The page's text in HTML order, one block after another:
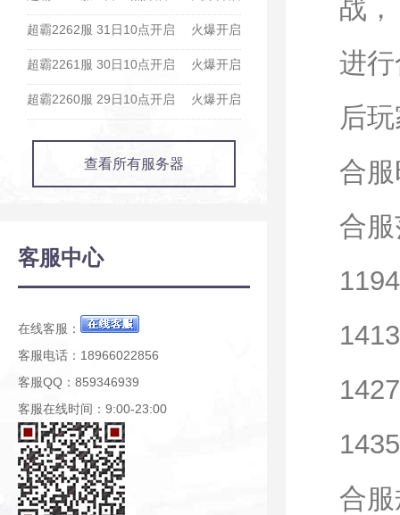
火爆开启
超霸2262服 31日10点开启
火爆开启
超霸2261服 30日10点开启
火爆开启
超霸2260服 29日10点开启
查看所有服务器
客服中心
在线客服：
客服电话：18966022856
客服QQ：859346939
客服在线时间：9:00-23:00
战
进
后
合
合
合